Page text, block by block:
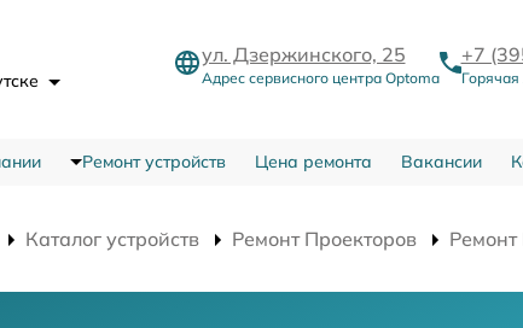
ул. Дзержинского, 25
Адрес сервисного центра Optoma
+7
Горячая
Ремонт устройств Цена ремонта Вакансии
Каталог устройств Ремонт Проекторов Ремонт